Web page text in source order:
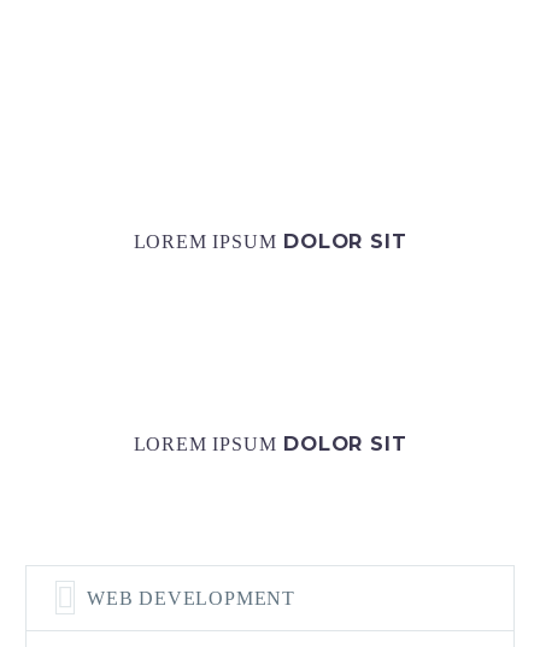
LOREM IPSUM DOLOR SIT
LOREM IPSUM DOLOR SIT
WEB DEVELOPMENT